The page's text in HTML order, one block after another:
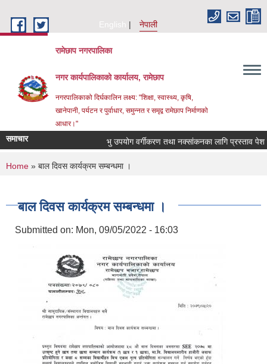
English
नेपाली
रामेछाप नगरपालिका
नगर कार्यपालिकाको कार्यालय, रामेछाप
नगरपालिकाको दिर्घकालिन लक्ष्य: "शिक्षा, स्वास्थ्य, कृषि,
खानेपानी, पर्यटन र पुर्वाधार, समुन्नत र समृद्व रामेछाप निर्माणको
आधार।"
समाचार भु उपयोग वर्गीकरण तथा नक्सांकनका लागि प्रस्ताव पेश गर्ने
You are here
Home » बाल दिवस कार्यक्रम सम्बन्धमा ।
बाल दिवस कार्यक्रम सम्बन्धमा ।
Submitted on: Mon, 09/05/2022 - 16:03